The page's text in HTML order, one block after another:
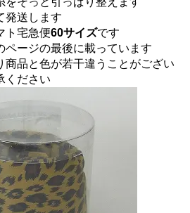
発送します
ト宅急便60サイズです
ページの最後に載っています
品と色が若干違うことがござい
ください